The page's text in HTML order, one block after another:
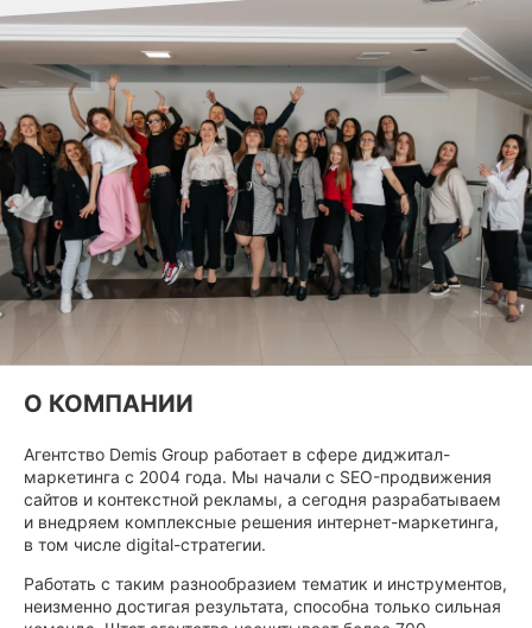
О КОМПАНИИ
Агентство Demis Group работает в сфере диджитал-
маркетинга с 2004 года. Мы начали с SEO-продвижения
сайтов и контекстной рекламы, а сегодня разрабатываем
и внедряем комплексные решения интернет-маркетинга,
в том числе digital-стратегии.
Работать с таким разнообразием тематик и инструментов,
неизменно достигая результата, способна только сильная